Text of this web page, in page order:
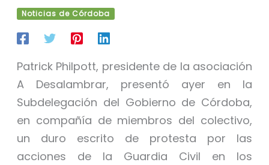
Noticias de Córdoba
Patrick Philpott, presidente de la asociación
A Desalambrar, presentó ayer en la
Subdelegación del Gobierno de Córdoba,
en compañía de miembros del colectivo,
un duro escrito de protesta por las
acciones de la Guardia Civil en los